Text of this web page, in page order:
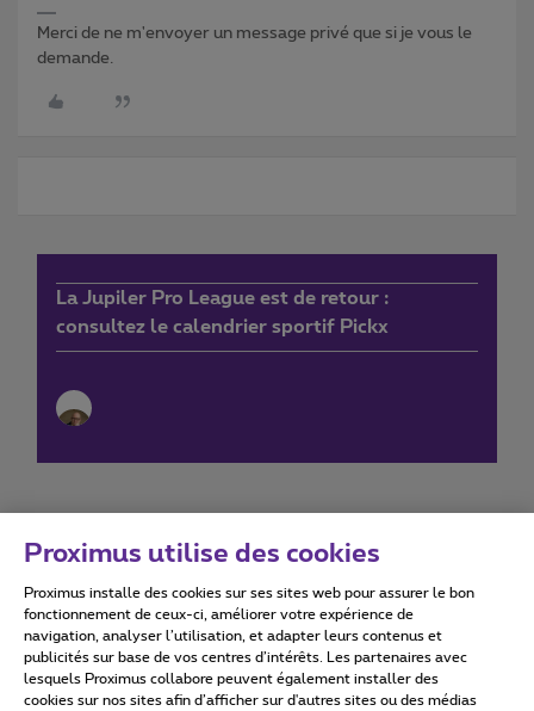
Merci de ne m'envoyer un message privé que si je vous le
demande.
La Jupiler Pro League est de retour :
consultez le calendrier sportif Pickx
Conditions d'utilisation Accessibility statement
Proximus utilise des cookies
Proximus installe des cookies sur ses sites web pour assurer le bon
fonctionnement de ceux-ci, améliorer votre expérience de
navigation, analyser l’utilisation, et adapter leurs contenus et
publicités sur base de vos centres d’intérêts. Les partenaires avec
lesquels Proximus collabore peuvent également installer des
cookies sur nos sites afin d’afficher sur d'autres sites ou des médias